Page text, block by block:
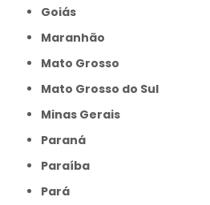
Goiás
Maranhão
Mato Grosso
Mato Grosso do Sul
Minas Gerais
Paraná
Paraíba
Pará